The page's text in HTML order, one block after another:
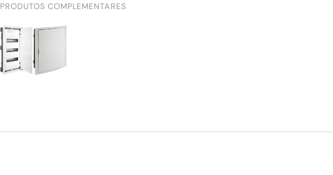
PRODUTOS COMPLEMENTARES